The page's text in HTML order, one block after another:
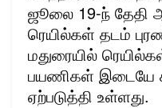
ஜூலை 19-ந் தேதி
ரெயில்கள் தடம்
மதுரையில்
பயணிகள் இடையே
ஏற்படுத்தி உள்ளது.